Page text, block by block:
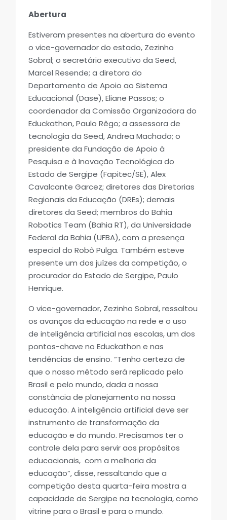
Abertura
Estiveram presentes na abertura do evento
o vice-governador do estado, Zezinho
Sobral; o secretário executivo da Seed,
Marcel Resende; a diretora do
Departamento de Apoio ao Sistema
Educacional (Dase), Eliane Passos; o
coordenador da Comissão Organizadora do
Educkathon, Paulo Rêgo; a assessora de
tecnologia da Seed, Andrea Machado; o
presidente da Fundação de Apoio à
Pesquisa e à Inovação Tecnológica do
Estado de Sergipe (Fapitec/SE), Alex
Cavalcante Garcez; diretores das Diretorias
Regionais da Educação (DREs); demais
diretores da Seed; membros do Bahia
Robotics Team (Bahia RT), da Universidade
Federal da Bahia (UFBA), com a presença
especial do Robô Pulga. Também esteve
presente um dos juízes da competição, o
procurador do Estado de Sergipe, Paulo
Henrique.
O vice-governador, Zezinho Sobral, ressaltou
os avanços da educação na rede e o uso
de inteligência artificial nas escolas, um dos
pontos-chave no Educkathon e nas
tendências de ensino. “Tenho certeza de
que o nosso método será replicado pelo
Brasil e pelo mundo, dada a nossa
constância de planejamento na nossa
educação. A inteligência artificial deve ser
instrumento de transformação da
educação e do mundo. Precisamos ter o
controle dela para servir aos propósitos
educacionais, com a melhoria da
educação”, disse, ressaltando que a
competição desta quarta-feira mostra a
capacidade de Sergipe na tecnologia, como
vitrine para o Brasil e para o mundo.